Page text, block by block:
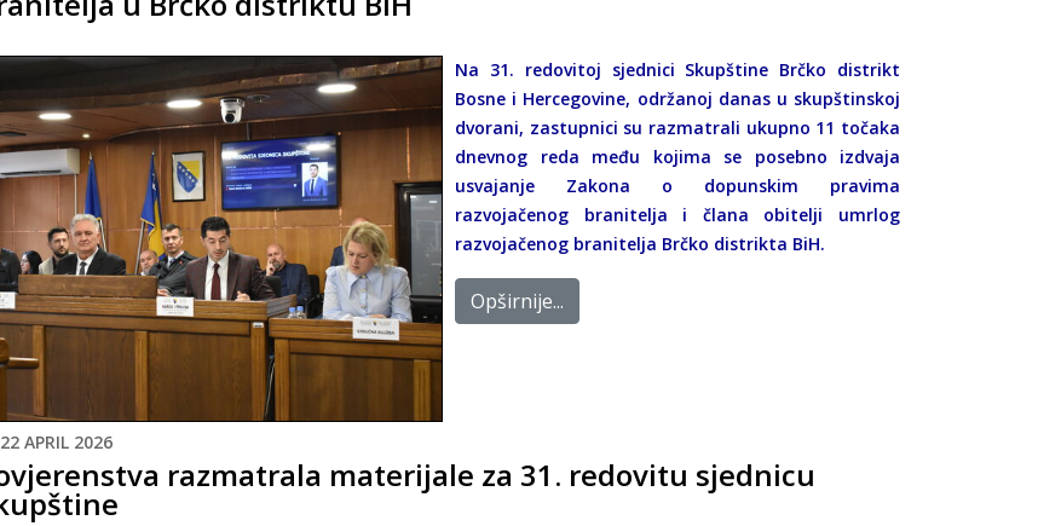
Na 31. redovitoj sjednici Skupštine Brčko distrikt
Bosne i Hercegovine, održanoj danas u skupštinskoj
dvorani, zastupnici su razmatrali ukupno 11 točaka
dnevnog reda među kojima se posebno izdvaja
usvajanje Zakona o dopunskim pravima
razvojačenog branitelja i člana obitelji umrlog
razvojačenog branitelja Brčko distrikta BiH.
Opširnije...
22 APRIL 2026
razmatrala materijale za 31. redovitu sjednicu